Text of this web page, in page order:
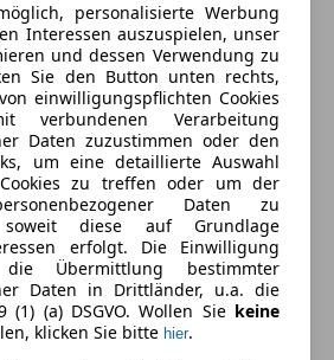
personalisierte Werbung
Interessen auszuspielen, unser
und dessen Verwendung zu
Sie den Button unten rechts,
einwilligungspflichten Cookies
Verarbeitung
Daten zuzustimmen oder den
um eine detaillierte Auswahl
zu treffen oder um der
Daten zu
soweit diese auf Grundlage
erfolgt. Die Einwilligung
Übermittlung bestimmter
Daten in Drittländer, u.a. die
(1) (a) DSGVO. Wollen Sie keine
klicken Sie bitte hier.